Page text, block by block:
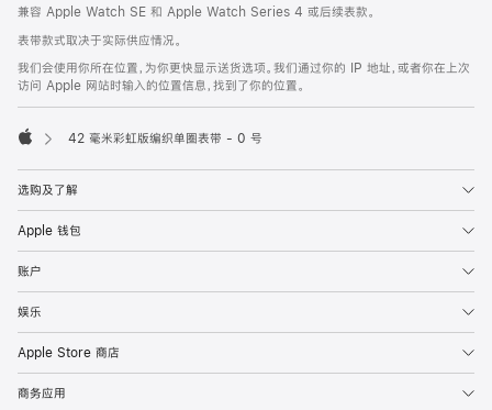
页
脚
兼容 Apple Watch SE 和 Apple Watch Series 4 或后续表款。
表带款式取决于实际供应情况。
我们会使用你所在位置，为你更快显示送货选项。我们通过你的 IP 地址，或者你在上次
访问 Apple 网站时输入的位置信息，找到了你的位置。
42 毫米彩虹版编织单圈表带 - 0 号
选购及了解
Apple 钱包
账户
娱乐
Apple Store 商店
商务应用